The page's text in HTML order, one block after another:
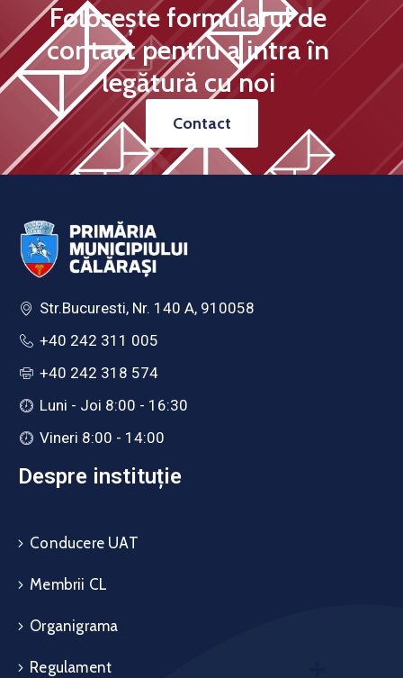
Folosește formularul de
contact pentru a intra în
legătură cu noi
Contact
Str.Bucuresti, Nr. 140 A, 910058
+40 242 311 005
+40 242 318 574
Luni - Joi 8:00 - 16:30
Vineri 8:00 - 14:00
Despre instituție
Conducere UAT
Membrii CL
Organigrama
Regulament